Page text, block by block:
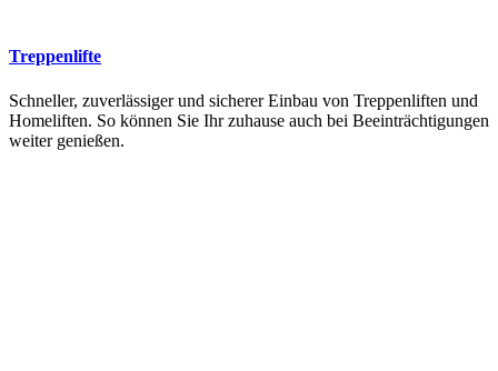
Treppenlifte
Schneller, zuverlässiger und sicherer Einbau von Treppenliften und
Homeliften. So können Sie Ihr zuhause auch bei Beeinträchtigungen
weiter genießen.